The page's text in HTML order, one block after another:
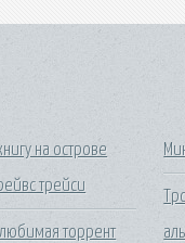
на острове
трейси
торрент